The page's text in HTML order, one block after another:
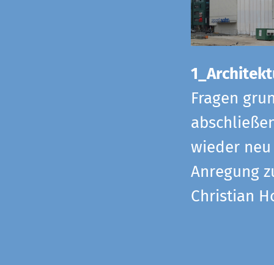
Fragen
wieder
Anregung
Christian